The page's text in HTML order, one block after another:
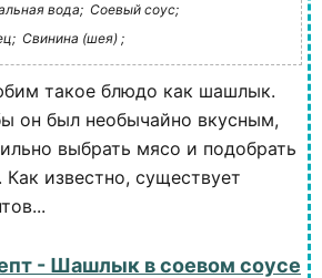
вода; Соевый соус;
Свинина (шея) ;
такое блюдо как шашлык.
он был необычайно вкусным,
выбрать мясо и подобрать
известно, существует
- Шашлык в соевом соусе